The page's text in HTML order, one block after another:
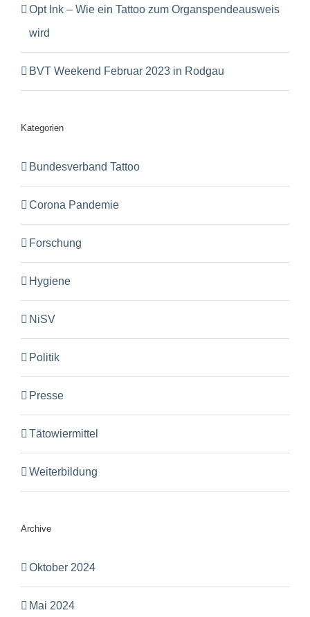
Opt Ink – Wie ein Tattoo zum Organspendeausweis
wird
BVT Weekend Februar 2023 in Rodgau
Kategorien
Bundesverband Tattoo
Corona Pandemie
Forschung
Hygiene
NiSV
Politik
Presse
Tätowiermittel
Weiterbildung
Archive
Oktober 2024
Mai 2024